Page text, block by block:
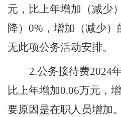
元，比上年增加（减少）
降） 0%， 增加（减少）
无此项公务活动安排。
2.公务接待费2024
比上年增加0.06万元，
要原因是在职人员增加。